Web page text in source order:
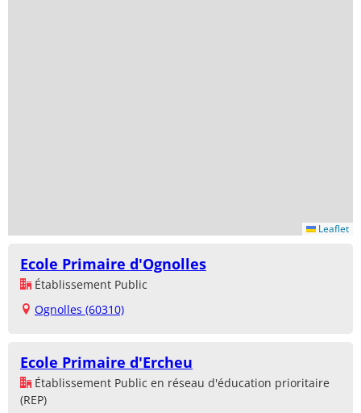
Leaflet
Ecole Primaire d'Ognolles
Établissement Public
Ognolles (60310)
Ecole Primaire d'Ercheu
Établissement Public en réseau d'éducation prioritaire
(REP)